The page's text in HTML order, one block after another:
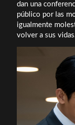
dan una
público por las
igualmente
volver a sus